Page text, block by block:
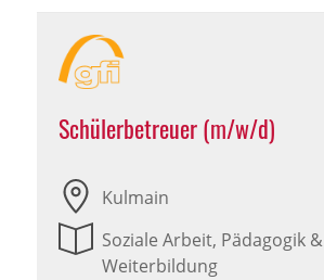
Schülerbetreuer (m/w/d)
Kulmain
Soziale Arbeit, Pädagogik &
Weiterbildung